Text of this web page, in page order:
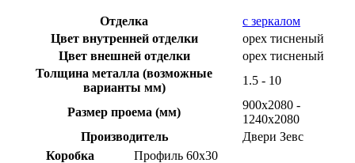
Отделка
с зеркалом
Цвет внутренней отделки
орех тисненый
Цвет внешней отделки
орех тисненый
Толщина металла (возможные
варианты мм)
1.5 - 10
Размер проема (мм)
900х2080 -
1240х2080
Производитель
Двери Зевс
Коробка
Профиль 60х30